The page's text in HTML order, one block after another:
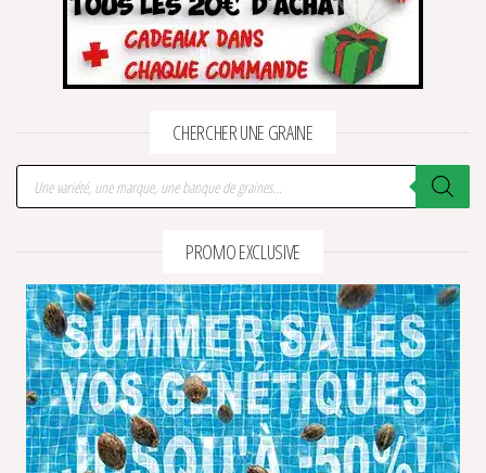
CHERCHER UNE GRAINE
Recherche de produits
PROMO EXCLUSIVE